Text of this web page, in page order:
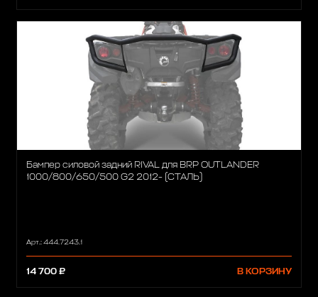
Бампер силовой задний RIVAL для BRP OUTLANDER
1000/800/650/500 G2 2012- (СТАЛЬ)
Арт.: 444.7243.1
14 700 ₽ В КОРЗИНУ